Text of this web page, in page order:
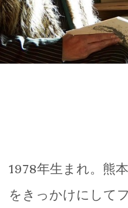
1978年生まれ。熊
をきっかけにして